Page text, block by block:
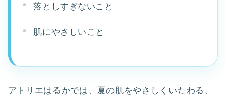
落としすぎないこと
肌にやさしいこと
アトリエはるかでは、夏の肌をやさしくいたわる、